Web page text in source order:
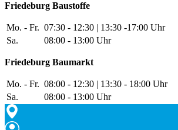
Friedeburg Baustoffe
Mo. - Fr. 07:30 - 12:30 | 13:30 -17:00 Uhr
Sa.
08:00 - 13:00 Uhr
Friedeburg Baumarkt
Mo. - Fr. 08:00 - 12:30 | 13:30 - 18:00 Uhr
Sa.
08:00 - 13:00 Uhr